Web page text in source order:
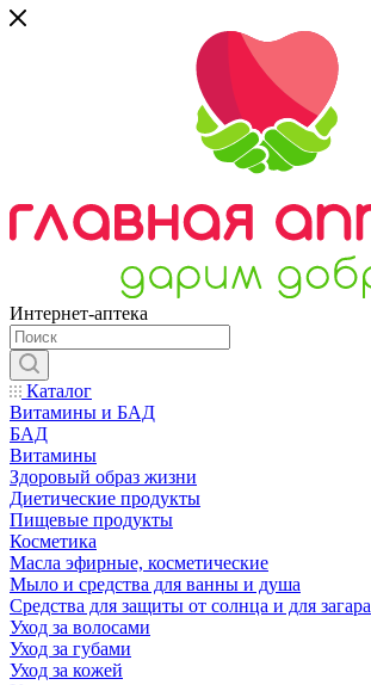
Интернет-аптека
Каталог
Витамины и БАД
БАД
Витамины
Здоровый образ жизни
Диетические продукты
Пищевые продукты
Косметика
Масла эфирные, косметические
Мыло и средства для ванны и душа
Средства для защиты от солнца и для загара
Уход за волосами
Уход за губами
Уход за кожей